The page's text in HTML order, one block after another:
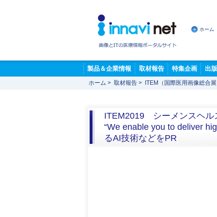
ホーム
製品＆企業情報 取材報告 特集企画 出
ホーム > 取材報告 > ITEM（国際医用画像総合
ITEM2019 シーメンスヘ
“We enable you to deliver
るAI技術などをPR